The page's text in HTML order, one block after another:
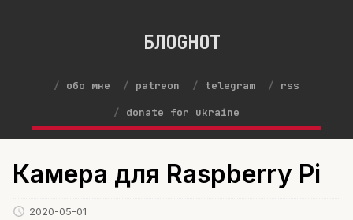
БЛОGНОТ
обо мне patreon telegram
rss
donate for ukraine
Камера для Raspberry Pi
2020-05-01